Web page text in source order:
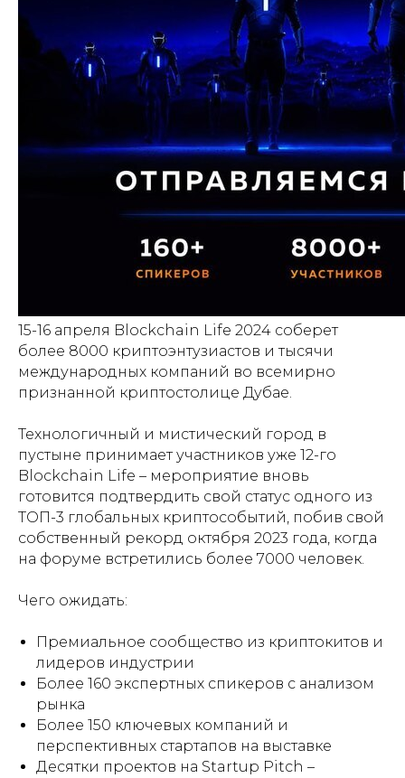
15-16 апреля Blockchain Life 2024 соберет
более 8000 криптоэнтузиастов и тысячи
международных компаний во всемирно
признанной криптостолице Дубае.
Технологичный и мистический город в
пустыне принимает участников уже 12-го
Blockchain Life – мероприятие вновь
готовится подтвердить свой статус одного из
ТОП-3 глобальных криптособытий, побив свой
собственный рекорд октября 2023 года, когда
на форуме встретились более 7000 человек.
Чего ожидать:
Премиальное сообщество из криптокитов и
лидеров индустрии
Более 160 экспертных спикеров с анализом
рынка
Более 150 ключевых компаний и
перспективных стартапов на выставке
Десятки проектов на Startup Pitch –